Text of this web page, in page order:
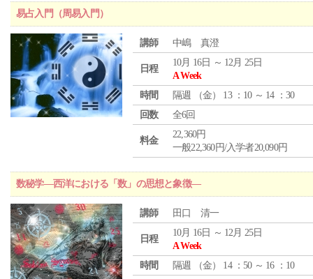
易占入門（周易入門）
講師 中嶋 真澄
日程
10月 16日 ～ 12月 25日
A Week
時間
隔週 （金） 13 ：10 ～ 14 ：30
回数
全6回
料金
22,360円
一般22,360円/入学者20,090円
数秘学―西洋における「数」の思想と象徴―
講師 田口 清一
日程
10月 16日 ～ 12月 25日
A Week
時間
隔週 （金） 14 ：50 ～ 16 ：10